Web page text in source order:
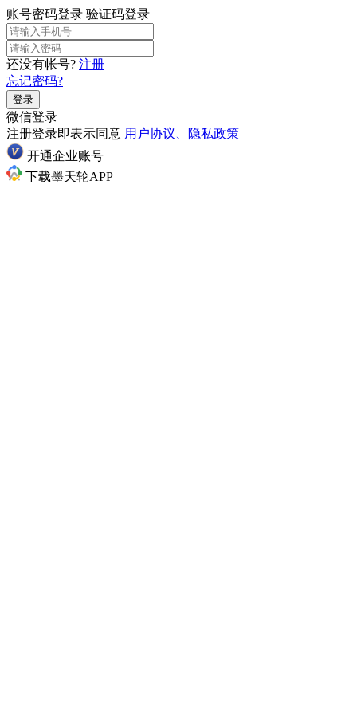
账号密码登录 验证码登录
还没有帐号? 注册
忘记密码?
登录
微信登录
注册登录即表示同意 用户协议、隐私政策
开通企业账号
下载墨天轮APP